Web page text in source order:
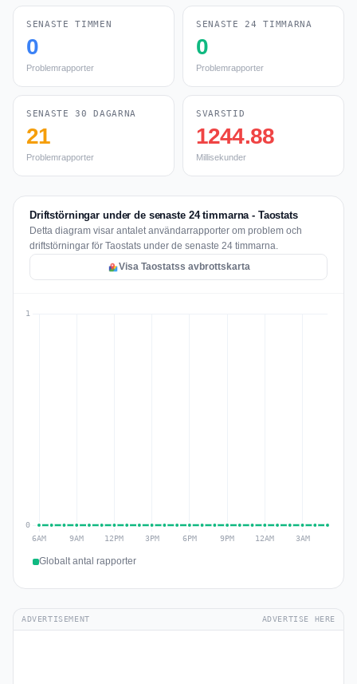
SENASTE TIMMEN
0
Problemrapporter
SENASTE 24 TIMMARNA
0
Problemrapporter
SENASTE 30 DAGARNA
21
Problemrapporter
SVARSTID
1244.88
Millisekunder
Driftstörningar under de senaste 24 timmarna - Taostats
Detta diagram visar antalet användarrapporter om problem och
driftstörningar för Taostats under de senaste 24 timmarna.
Visa Taostatss avbrottskarta
Globalt antal rapporter
ADVERTISEMENT ADVERTISE HERE